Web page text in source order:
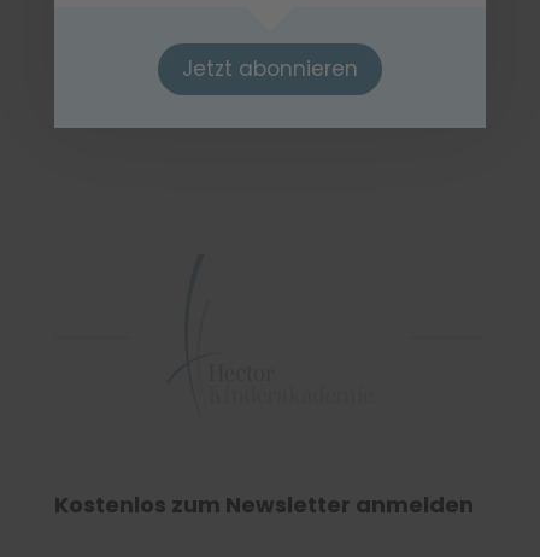
Kostenlos zum Newsletter anmelden
Jetzt abonnieren